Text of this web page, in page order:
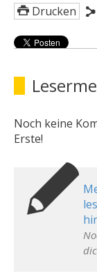
Drucken
Noch keine
Erste!